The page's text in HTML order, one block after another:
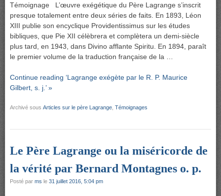
Témoignage L’œuvre exégétique du Père Lagrange s’inscrit
presque totalement entre deux séries de faits. En 1893, Léon
XIII publie son encyclique Providentissimus sur les études
bibliques, que Pie XII célèbrera et complètera un demi-siècle
plus tard, en 1943, dans Divino afflante Spiritu. En 1894, paraît
le premier volume de la traduction française de la …
Continue reading ‘Lagrange exégète par le R. P. Maurice
Gilbert, s. j.’ »
Archivé sous Articles sur le père Lagrange Témoignages
Le Père Lagrange ou la miséricorde de
la vérité par Bernard Montagnes o. p.
Posté par ms le 31 juillet 2016, 5:04 pm